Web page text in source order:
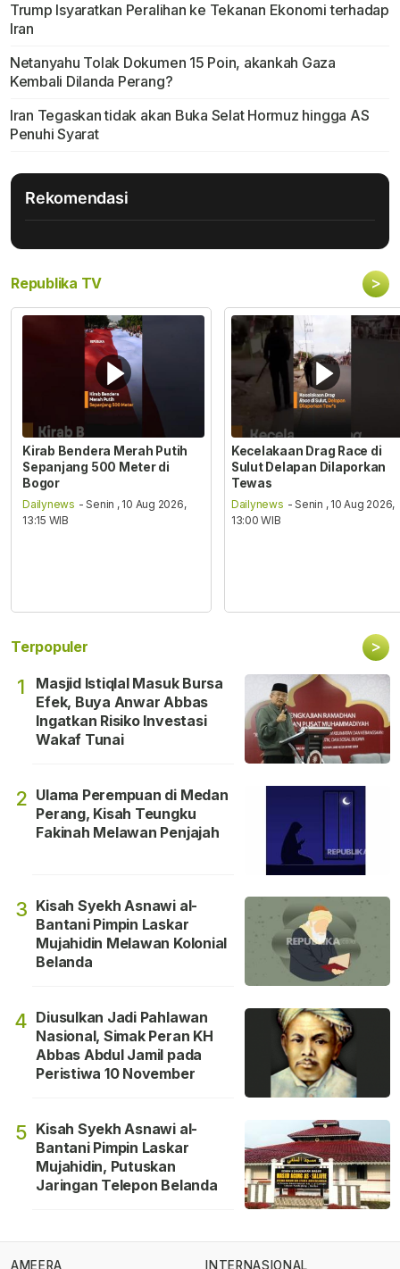
Trump Isyaratkan Peralihan ke Tekanan Ekonomi terhadap
Iran
Netanyahu Tolak Dokumen 15 Poin, akankah Gaza
Kembali Dilanda Perang?
Iran Tegaskan tidak akan Buka Selat Hormuz hingga AS
Penuhi Syarat
Rekomendasi
Republika TV >
Kirab Bendera Merah Putih
Sepanjang 500 Meter di
Bogor
Dailynews - Senin , 10 Aug 2026,
13:15 WIB
Kecelakaan Drag Race di
Sulut Delapan Dilaporkan
Tewas
Dailynews - Senin , 10 Aug 2026,
13:00 WIB
Terpopuler >
1
Masjid Istiqlal Masuk Bursa
Efek, Buya Anwar Abbas
Ingatkan Risiko Investasi
Wakaf Tunai
2 Ulama Perempuan di Medan
Perang, Kisah Teungku
Fakinah Melawan Penjajah
3 Kisah Syekh Asnawi al-
Bantani Pimpin Laskar
Mujahidin Melawan Kolonial
Belanda
4 Diusulkan Jadi Pahlawan
Nasional, Simak Peran KH
Abbas Abdul Jamil pada
Peristiwa 10 November
5 Kisah Syekh Asnawi al-
Bantani Pimpin Laskar
Mujahidin, Putuskan
Jaringan Telepon Belanda
AMEERA INTERNASIONAL